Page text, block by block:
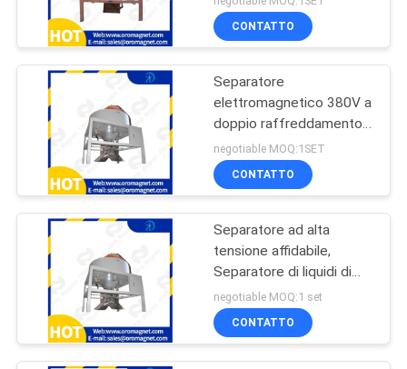
CASI
MAPPA
PRIVACY
POLICY
Separatore
elettromagnetico
Separatore
magnetico asciutto
101
CONTATTO
Separatore
elettromagnetico 380V a
doppio raffreddamento
acqua e olio Certificato
CE
negotiable MOQ:1SET
CONTATTO
Separatore ad alta
tensione affidabile,
Separatore di liquidi di
raffreddamento
magnetici 20A Per
processo a secco
negotiable MOQ:1 set
CONTATTO